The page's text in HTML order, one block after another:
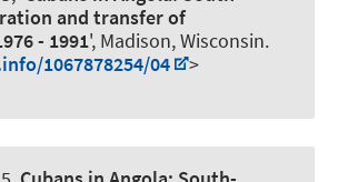
and transfer of
- 1991', Madison, Wisconsin.
1067878254/04
>